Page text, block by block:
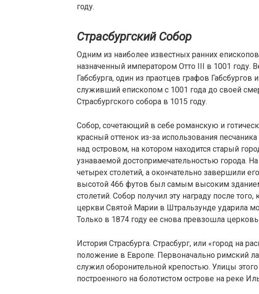
году.
Страсбургский Собор
Одним из наиболее известных ранних
назначенный императором Отто III в 1001 году.
Габсбурга, один из праотцев графов Габсбургов
служивший епископом с 1001 года до своей
Страсбургского собора в 1015 году.
Собор, сочетающий в себе романскую и
красный оттенок из-за использования
над островом, на котором находится старый
узнаваемой достопримечательностью города.
четырех столетий, а окончательно завершили
высотой 466 футов был самым высоким
столетий. Собор получил эту награду после
церкви Святой Марии в Штральзунде ударила
Только в 1874 году ее снова превзошла
История Страсбурга. Страсбург, или «город на
положение в Европе. Первоначально римский
служил оборонительной крепостью. Улицы
построенного на болотистом острове на реке